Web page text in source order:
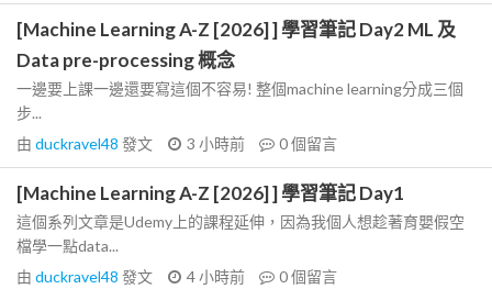
[Machine Learning A-Z [2026] ] 學習筆記 Day2 ML 及
Data pre-processing 概念
一邊要上課一邊還要寫這個不容易! 整個machine learning分成三個
步...
由 duckravel48 發文 3 小時前 0個留言
[Machine Learning A-Z [2026] ] 學習筆記 Day1
這個系列文章是Udemy上的課程延伸，因為我個人想趁著育嬰假空
檔學一點data...
由 duckravel48 發文 4 小時前 0個留言